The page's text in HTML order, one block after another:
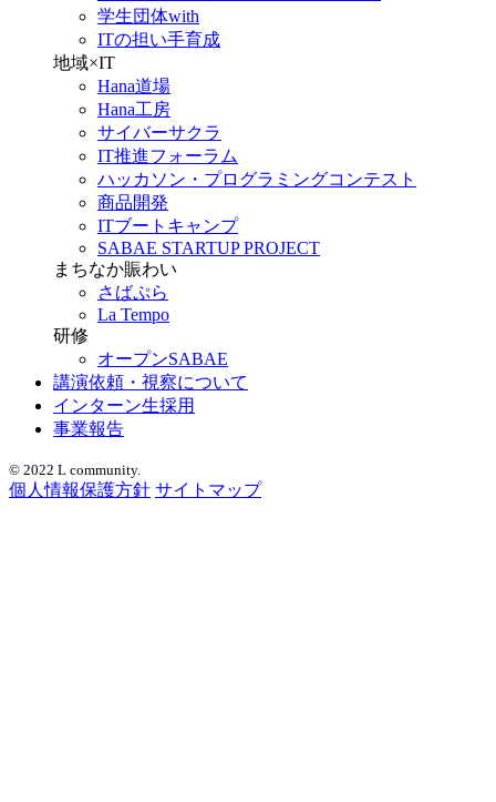
学生団体with
ITの担い手育成
地域×IT
Hana道場
Hana工房
サイバーサクラ
IT推進フォーラム
ハッカソン・プログラミングコンテスト
商品開発
ITブートキャンプ
SABAE STARTUP PROJECT
まちなか賑わい
さばぷら
La Tempo
研修
オープンSABAE
講演依頼・視察について
インターン生採用
事業報告
© 2022 L community.
個人情報保護方針 サイトマップ